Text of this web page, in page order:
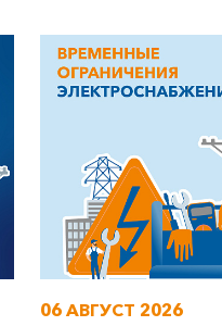
06 АВГУСТ 2026